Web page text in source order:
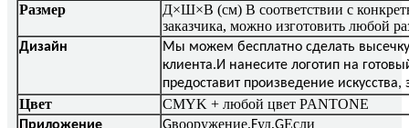
Размер
Д×Ш×В (см) В соответствии с
заказчика, можно изготовить любой
Дизайн
Мы можем бесплатно сделать
клиента.И нанесите логотип на
предоставит произведение
Цвет CMYK + любой цвет PANTONE
вооружение, уд,
Если